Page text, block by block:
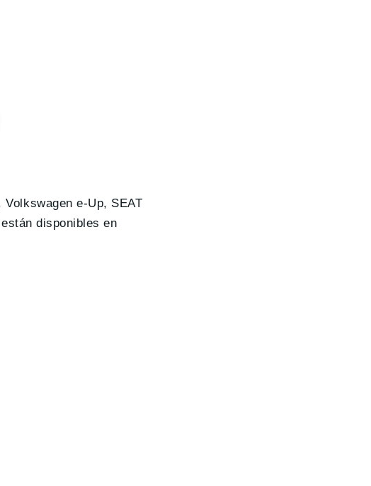
Volkswagen e-Up, SEAT
disponibles en